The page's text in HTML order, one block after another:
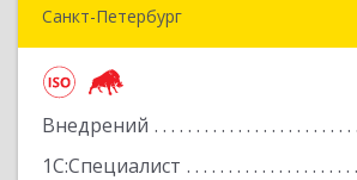
Санкт-Петербург
Внедрений
1С:Специалист